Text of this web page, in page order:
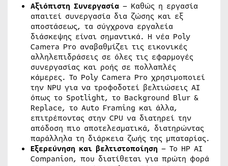
Αξιόπιστη Συνεργασία – Καθώς η εργασία
απαιτεί συνεργασία δια ζώσης και εξ
αποστάσεως, τα σύγχρονα εργαλεία
διάσκεψης είναι σημαντικά. Η νέα Poly
Camera Pro αναβαθμίζει τις εικονικές
αλληλεπιδράσεις σε όλες τις εφαρμογές
συνεργασίας και ροής σε πολλαπλές
κάμερες. Το Poly Camera Pro χρησιμοποιεί
την NPU για να τροφοδοτεί βελτιώσεις AI
όπως το Spotlight, το Background Blur &
Replace, το Auto Framing και άλλα,
επιτρέποντας στην CPU να διατηρεί την
απόδοση πιο αποτελεσματικά, διατηρώντας
παράλληλα τη διάρκεια ζωής της μπαταρίας.
Εξερεύνηση και βελτιστοποίηση – Το HP AI
Companion, που διατίθεται για πρώτη φορά